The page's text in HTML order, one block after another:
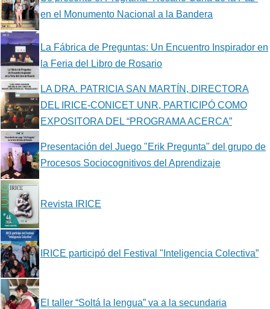
en el Monumento Nacional a la Bandera
La Fábrica de Preguntas: Un Encuentro Inspirador en
la Feria del Libro de Rosario
LA DRA. PATRICIA SAN MARTÍN, DIRECTORA
DEL IRICE-CONICET UNR, PARTICIPÓ COMO
EXPOSITORA DEL “PROGRAMA ACERCA”
Presentación del Juego "Erik Pregunta" del grupo de
Procesos Sociocognitivos del Aprendizaje
Revista IRICE
IRICE participó del Festival "Inteligencia Colectiva”
El taller “Soltá la lengua” va a la secundaria